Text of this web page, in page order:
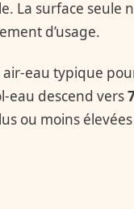
La surface seule
d’usage.
eau typique
eau descend vers
ou moins